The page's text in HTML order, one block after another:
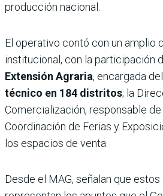
producción nacional.
El operativo contó con un amplio
institucional, con la participación
Extensión Agraria, encargada del
técnico en 184 distritos; la
Comercialización, responsable
Coordinación de Ferias y
los espacios de venta.
Desde el MAG, señalan que